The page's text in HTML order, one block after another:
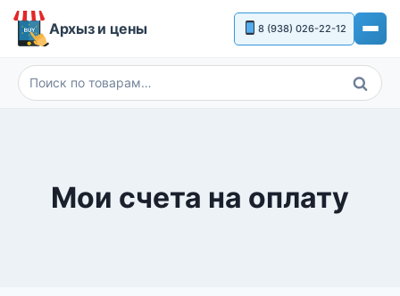
Перейти
Архыз и цены 8 (938) 026-22-12
Искать:
Поиск
Мои счета на оплату